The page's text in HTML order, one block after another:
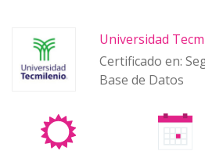
Universidad
Certificado en:
Base de Datos